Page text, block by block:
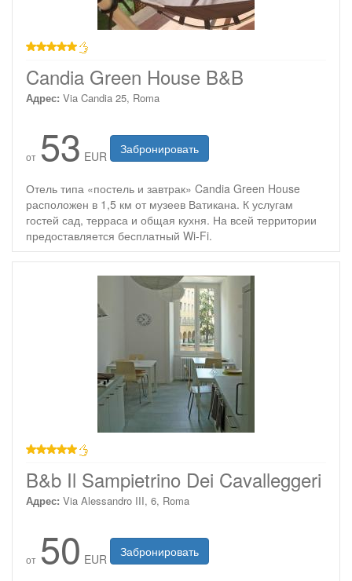
Candia Green House B&B
Адрес: Via Candia 25, Roma
от 53 EUR Забронировать
Отель типа «постель и завтрак» Candia Green House
расположен в 1,5 км от музеев Ватикана. К услугам
гостей сад, терраса и общая кухня. На всей территории
предоставляется бесплатный Wi-Fi.
B&b Il Sampietrino Dei Cavalleggeri
Адрес: Via Alessandro III, 6, Roma
от 50 EUR Забронировать